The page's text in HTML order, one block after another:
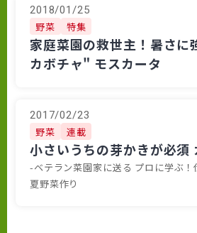
2018/01/25
野菜 特集
家庭菜園の救世主！暑さに
カボチャ" モスカータ
2017/02/23
野菜 連載
小さいうちの芽かきが必須
-ベテラン菜園家に送る プロに学ぶ！
夏野菜作り